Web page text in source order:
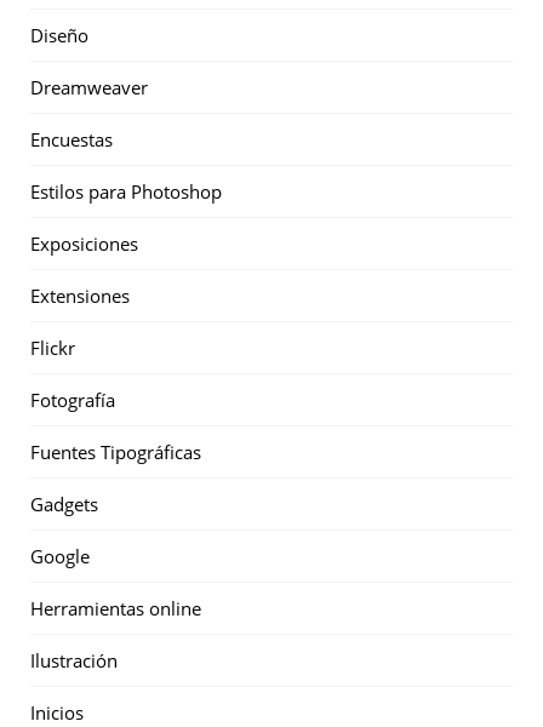
Diseño
Dreamweaver
Encuestas
Estilos para Photoshop
Exposiciones
Extensiones
Flickr
Fotografía
Fuentes Tipográficas
Gadgets
Google
Herramientas online
Ilustración
Inicios